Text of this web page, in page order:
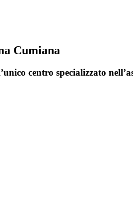
Cumiana
centro specializzato